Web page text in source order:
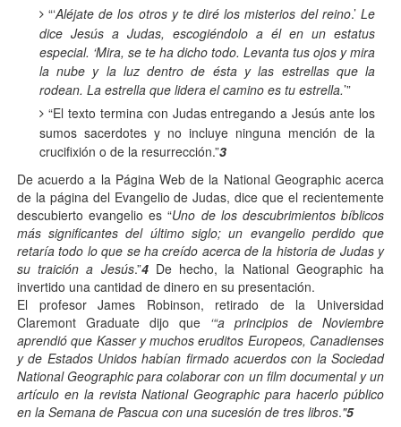
“‘Aléjate de los otros y te diré los misterios del reino.’Le
dice Jesús a Judas, escogiéndolo a él en un estatus
especial. ‘Mira, se te ha dicho todo. Levanta tus ojos y mira
la nube y la luz dentro de ésta y las estrellas que la
rodean. La estrella que lidera el camino es tu estrella.’”
“El texto termina con Judas entregando a Jesús ante los
sumos sacerdotes y no incluye ninguna mención de la
crucifixión o de la resurrección.”3
De acuerdo a la Página Web de la National Geographic acerca
de la página del Evangelio de Judas, dice que el recientemente
descubierto evangelio es “Uno de los descubrimientos bíblicos
más significantes del último siglo; un evangelio perdido que
retaría todo lo que se ha creído acerca de la historia de Judas y
su traición a Jesús.”4 De hecho, la National Geographic ha
invertido una cantidad de dinero en su presentación.
El profesor James Robinson, retirado de la Universidad
Claremont Graduate dijo que ‘“a principios de Noviembre
aprendió que Kasser y muchos eruditos Europeos, Canadienses
y de Estados Unidos habían firmado acuerdos con la Sociedad
National Geographic para colaborar con un film documental y un
artículo en la revista National Geographic para hacerlo público
en la Semana de Pascua con una sucesión de tres libros."5